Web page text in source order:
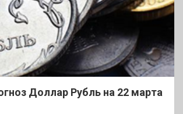
Доллар Рубль на 22 марта